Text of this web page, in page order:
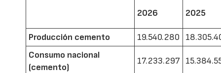
2026 2025
Producción cemento 19.540.280
Consumo nacional
(cemento)
17.233.297